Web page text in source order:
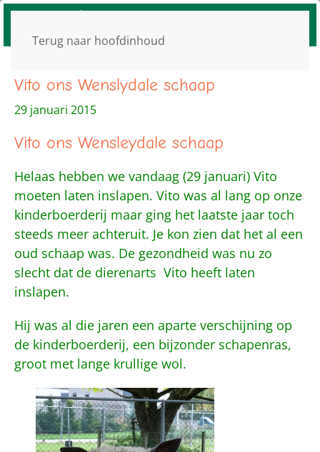
Terug naar hoofdinhoud
Vito ons Wenslydale schaap
29 januari 2015
Vito ons Wensleydale schaap
Helaas hebben we vandaag (29 januari) Vito
moeten laten inslapen. Vito was al lang op onze
kinderboerderij maar ging het laatste jaar toch
steeds meer achteruit. Je kon zien dat het al een
oud schaap was. De gezondheid was nu zo
slecht dat de dierenarts Vito heeft laten
inslapen.
Hij was al die jaren een aparte verschijning op
de kinderboerderij, een bijzonder schapenras,
groot met lange krullige wol.